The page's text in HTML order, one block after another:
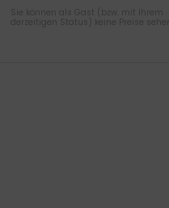
30x100 mm
Sie können als Gast (bzw. mit Ihrem
derzeitigen Status) keine Preise sehen.